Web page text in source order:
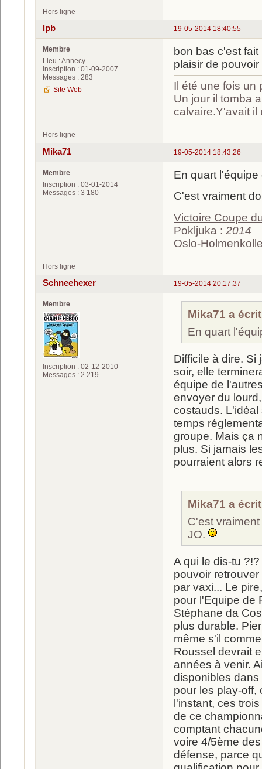
Hors ligne
19-05-2014 18:40:55
lpb
Membre
Lieu : Annecy
Inscription : 01-09-2007
Messages : 283
Site Web
bon bas c'est
plaisir de
Il été une fois un
Un jour il tomba
calvaire.Y'avait il
Hors ligne
19-05-2014 18:43:26
Mika71
Membre
Inscription : 03-01-2014
Messages : 3 180
En quart
C'est vraiment
Victoire Coupe
Pokljuka : 2014
Oslo-
Hors ligne
19-05-2014 20:17:37
Schneehexer
Membre
Inscription : 02-12-2010
Messages : 2 219
Mika71 a
En quart
Difficile à dire. Si
soir, elle
équipe de
envoyer du
costauds. L'idéal
temps
groupe. Mais ça
plus. Si jamais
pourraient alors
Mika71 a
C'est
JO.
A qui le dis-tu
pouvoir
par vaxi... Le
pour l'Equipe de
Stéphane da
plus durable.
même s'il
Roussel devrait
années à venir.
disponibles dans
pour les play-off,
l'instant, ces
de ce
comptant
voire 4/5ème
défense, parce